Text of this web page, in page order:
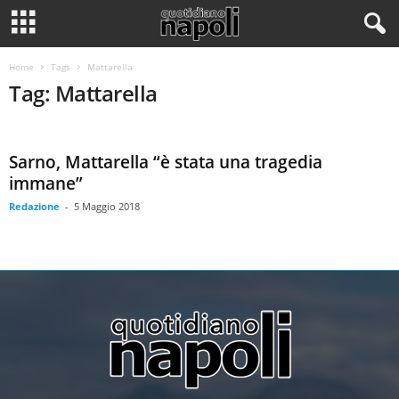
Home Tags Mattarella
Tag: Mattarella
Sarno, Mattarella “è stata una tragedia
immane”
Redazione - 5 Maggio 2018